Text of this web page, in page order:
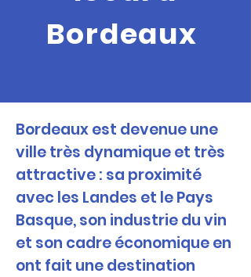
Bordeaux
Bordeaux est devenue une
ville très dynamique et très
attractive : sa proximité
avec les Landes et le Pays
Basque, son industrie du vin
et son cadre économique en
ont fait une destination